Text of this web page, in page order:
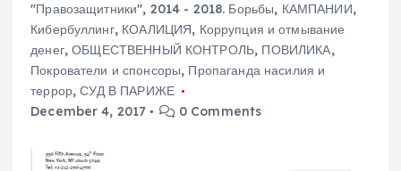
"Правозащитники", 2014 - 2018. Борьбы, КАМПАНИИ,
Кибербуллинг, КОАЛИЦИЯ, Коррупция и отмывание
денег,ОБЩЕСТВЕННЫЙ КОНТРОЛЬ, ПОВИЛИКА,
Покрователи и спонсоры, Пропаганда насилия и
террор,СУД В ПАРИЖЕ
December 4, 2017
0 Comments